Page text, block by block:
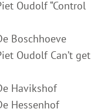
Oudolf “Control
Boschhoeve
Oudolf Can’t get
Havikshof
Hessenhof